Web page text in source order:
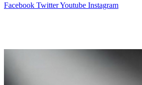
Facebook TwitterYoutube Instagram